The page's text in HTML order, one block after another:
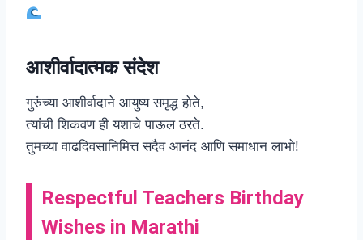
आशीर्वादात्मक संदेश
गुरुंच्या आशीर्वादाने आयुष्य समृद्ध होते,
त्यांची शिकवण ही यशाचे पाऊल ठरते.
तुमच्या वाढदिवसानिमित्त सदैव आनंद आणि समाधान लाभो!
Respectful Teachers Birthday
Wishes in Marathi